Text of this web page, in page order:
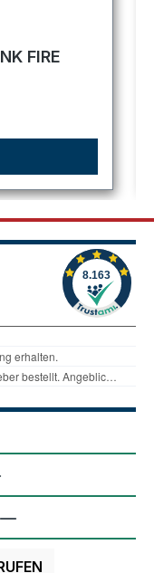
5 von 5 Sternen
FIRE